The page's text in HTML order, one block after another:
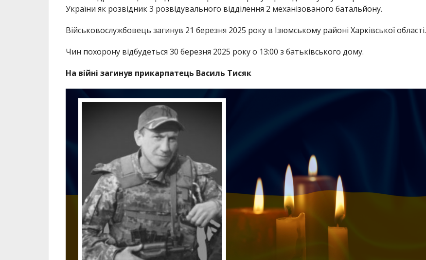
України як розвідник 3 розвідувального відділення 2 механізованого батальйону.
Військовослужбовець загинув 21 березня 2025 року в Ізюмському районі Харківської області.
Чин похорону відбудеться 30 березня 2025 року о 13:00 з батьківського дому.
На війні загинув прикарпатець Василь Тисяк